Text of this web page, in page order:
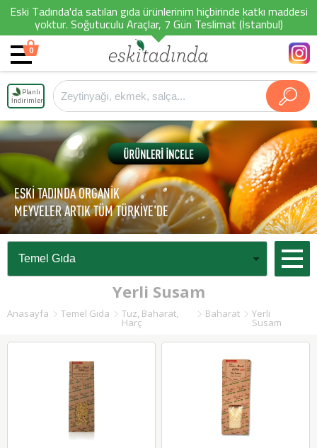
Eski Tadında'da satılan gıda ürünlerinim hiçbirinde katkı maddesi
yoktur. Soğutuculu Araçlar, 7 Gün Teslimat (İstanbul)
0
Planlı
İndirimler
ESKİ TADINDA ORGANİK
MEYVELER ARTIK TÜM TÜRKİYE'DE
Yerli Susam
Anasayfa Temel Gıda Tuz, Baharat,
Harç
Baharat Yerli
Susam